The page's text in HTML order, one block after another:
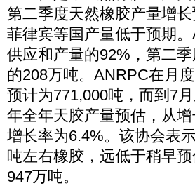
第二季度天然橡胶产量增
菲律宾等国产量低于预期
供应和产量的92%，第二
的208万吨。ANRPC在月
预计为771,000吨，而到7
年全年天胶产量预估，从
增长率为6.4%。该协会表
吨左右橡胶，远低于稍早
947万吨。